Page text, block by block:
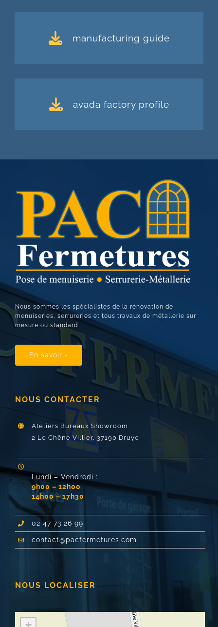
manufacturing guide
avada factory profile
Nous sommes les spécialistes de la rénovation de
menuiseries, serrureries et tous travaux de métallerie sur
mesure ou standard
En savoir +
NOUS CONTACTER
Ateliers Bureaux Showroom
2 Le Chêne Villier, 37190 Druye
Lundi – Vendredi :
9h00 – 12h00
14h00 – 17h30
02 47 73 26 99
contact@pacfermetures.com
NOUS LOCALISER